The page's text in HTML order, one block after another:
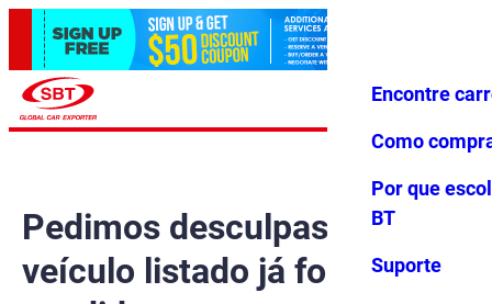
Favoritos Menu
Encontre
Como
Por que
BT
Suporte
Pedimos desculpas, mas o
veículo listado já foi